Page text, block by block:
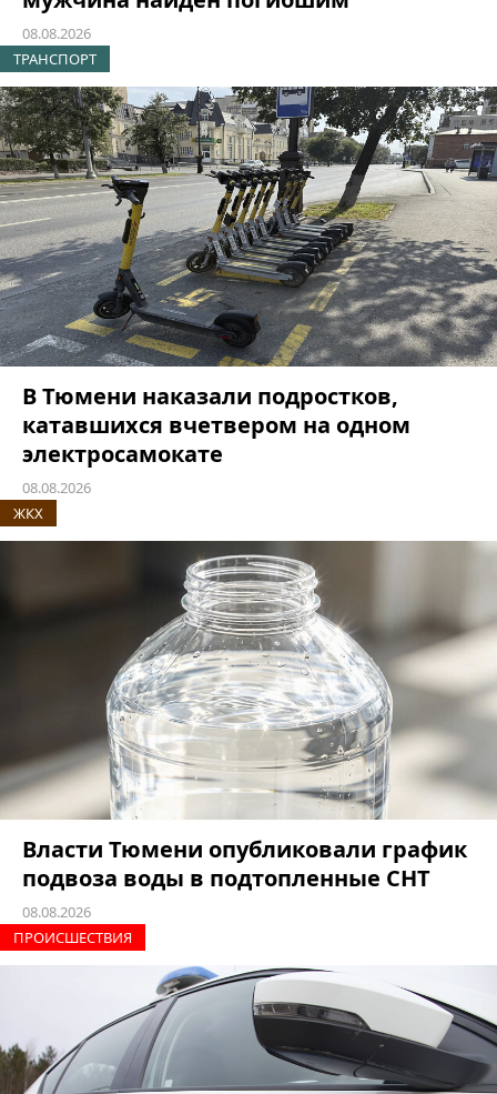
08.08.2026
ТРАНСПОРТ
В Тюмени наказали подростков,
катавшихся вчетвером на одном
электросамокате
08.08.2026
ЖКХ
Власти Тюмени опубликовали график
подвоза воды в подтопленные СНТ
08.08.2026
ПРОИCШЕСТВИЯ